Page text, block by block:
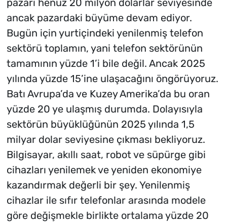
pazarı henüz 20 milyon dolarlar seviyesinde
ancak pazardaki büyüme devam ediyor.
Bugün için yurtiçindeki yenilenmiş telefon
sektörü toplamın, yani telefon sektörünün
tamamının yüzde 1’i bile değil. Ancak 2025
yılında yüzde 15’ine ulaşacağını öngörüyoruz.
Batı Avrupa’da ve Kuzey Amerika’da bu oran
yüzde 20 ye ulaşmış durumda. Dolayısıyla
sektörün büyüklüğünün 2025 yılında 1,5
milyar dolar seviyesine çıkması bekliyoruz.
Bilgisayar, akıllı saat, robot ve süpürge gibi
cihazları yenilemek ve yeniden ekonomiye
kazandırmak değerli bir şey. Yenilenmiş
cihazlar ile sıfır telefonlar arasında modele
göre değişmekle birlikte ortalama yüzde 20